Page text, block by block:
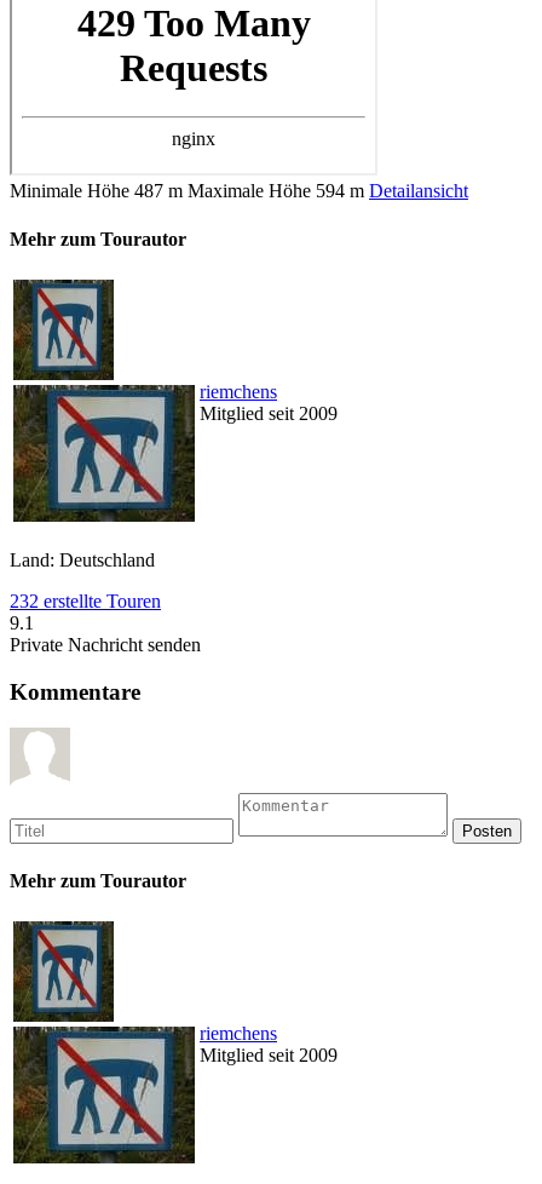
Minimale Höhe 487 m Maximale Höhe 594 m Detailansicht
Mehr zum Tourautor
riemchens
Mitglied seit 2009
Land: Deutschland
232 erstellte Touren
9.1
Private Nachricht senden
Kommentare
Mehr zum Tourautor
riemchens
Mitglied seit 2009